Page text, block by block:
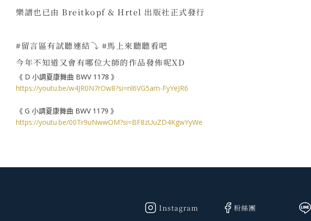
樂譜也已由 Breitkopf & Hrtel 出版社正式發行
#留言區有試聽連結⤵ #馬上來聽聽看吧
今年不知道又會有哪位大師的作品發佈呢XD
《 D 小調夏康舞曲 BWV 1178 》
https://youtu.be/w4JR0N7rOw8?si=nl6VG5am-FyYeJR6
《 G 小調夏康舞曲 BWV 1179 》
https://youtu.be/00Tr9uNwwOM?si=BF8zUuZD4KgwYyWe
Instagram 粉絲團